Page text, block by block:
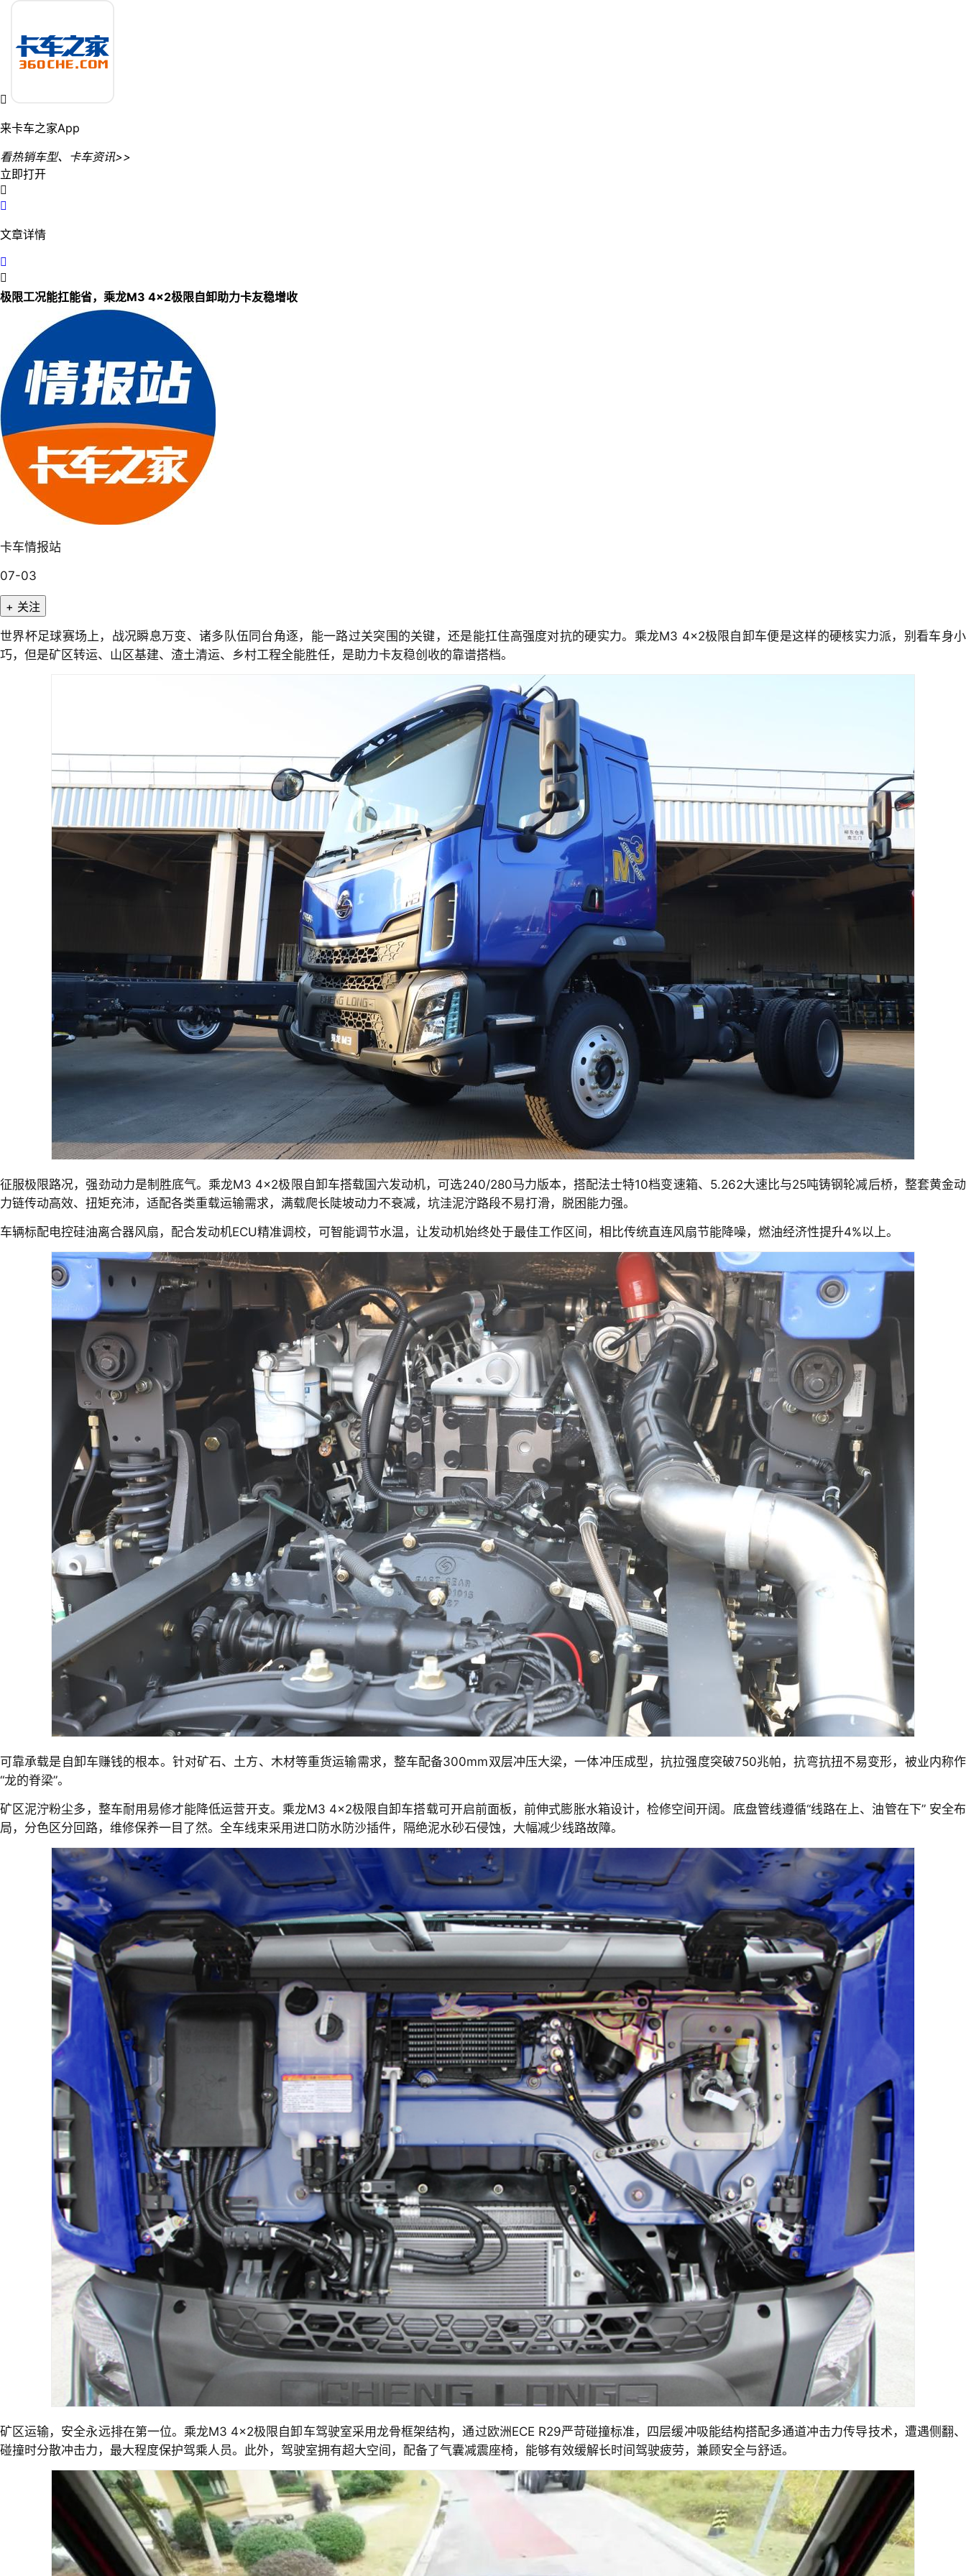

来卡车之家App
看热销车型、卡车资讯>>
立即打开


文章详情


极限工况能扛能省，乘龙M3 4×2极限自卸助力卡友稳增收
卡车情报站
07-03
+ 关注
世界杯足球赛场上，战况瞬息万变、诸多队伍同台角逐，能一路过关突围的关键，还是能扛住高强度对抗的硬实力。乘龙M3 4×2极限自卸车便是这样的硬核实力派，别看车身小
巧，但是矿区转运、山区基建、渣土清运、乡村工程全能胜任，是助力卡友稳创收的靠谱搭档。
征服极限路况，强劲动力是制胜底气。乘龙M3 4×2极限自卸车搭载国六发动机，可选240/280马力版本，搭配法士特10档变速箱、5.262大速比与25吨铸钢轮减后桥，整套黄金动
力链传动高效、扭矩充沛，适配各类重载运输需求，满载爬长陡坡动力不衰减，坑洼泥泞路段不易打滑，脱困能力强。
车辆标配电控硅油离合器风扇，配合发动机ECU精准调校，可智能调节水温，让发动机始终处于最佳工作区间，相比传统直连风扇节能降噪，燃油经济性提升4%以上。
可靠承载是自卸车赚钱的根本。针对矿石、土方、木材等重货运输需求，整车配备300mm双层冲压大梁，一体冲压成型，抗拉强度突破750兆帕，抗弯抗扭不易变形，被业内称作
“龙的脊梁”。
矿区泥泞粉尘多，整车耐用易修才能降低运营开支。乘龙M3 4×2极限自卸车搭载可开启前面板，前伸式膨胀水箱设计，检修空间开阔。底盘管线遵循“线路在上、油管在下” 安全布
局，分色区分回路，维修保养一目了然。全车线束采用进口防水防沙插件，隔绝泥水砂石侵蚀，大幅减少线路故障。
矿区运输，安全永远排在第一位。乘龙M3 4×2极限自卸车驾驶室采用龙骨框架结构，通过欧洲ECE R29严苛碰撞标准，四层缓冲吸能结构搭配多通道冲击力传导技术，遭遇侧翻、
碰撞时分散冲击力，最大程度保护驾乘人员。此外，驾驶室拥有超大空间，配备了气囊减震座椅，能够有效缓解长时间驾驶疲劳，兼顾安全与舒适。